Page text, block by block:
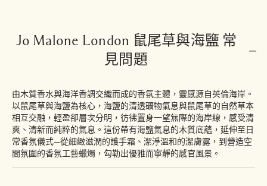
Jo Malone London 鼠尾草與海鹽 常
見問題
由木質香水與海洋香調交織而成的香氛主體，靈感源自英倫海岸。
以鼠尾草與海鹽為核心，海鹽的清透礦物氣息與鼠尾草的自然草本
相互交融，輕盈卻層次分明，彷彿置身一望無際的海岸線，感受清
爽、清新而純粹的氣息。這份帶有海鹽氣息的木質底蘊，延伸至日
常香氛儀式—從細緻滋潤的護手霜、潔淨溫和的潔膚露，到營造空
間氛圍的香氛工藝蠟燭，勾勒出優雅而寧靜的感官風景。